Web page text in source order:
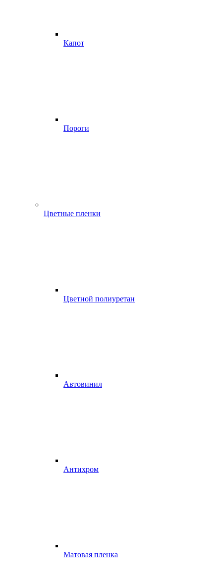
Капот
Пороги
Цветные пленки
Цветной полиуретан
Автовинил
Антихром
Матовая пленка